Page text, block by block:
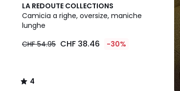
LA REDOUTE COLLECTIONS
Camicia a righe, oversize, maniche
lunghe
CHF 54.95 CHF 38.46 -30%
4
/
5
4
/